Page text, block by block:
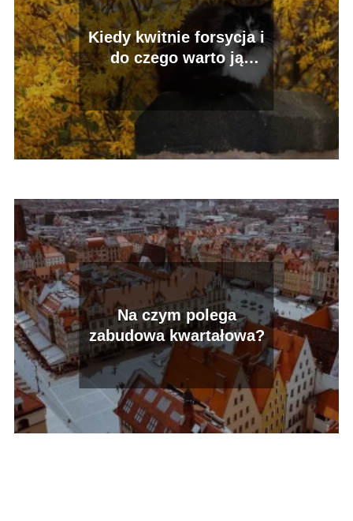
Kiedy kwitnie forsycja i
do czego warto ją
wykorzystać?
Na czym polega
zabudowa kwartałowa?